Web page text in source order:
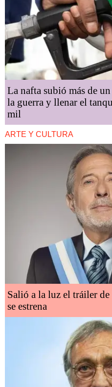
La nafta subió más de
la guerra y llenar el
mil
ARTE Y CULTURA
Salió a la luz el tráiler
se estrena